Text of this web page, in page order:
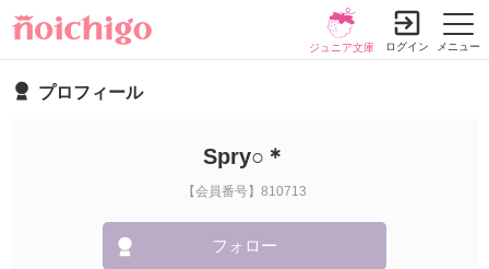
メニュー
ジュニア文庫 ログイン
プロフィール
Spry○＊
【会員番号】810713
フォロー